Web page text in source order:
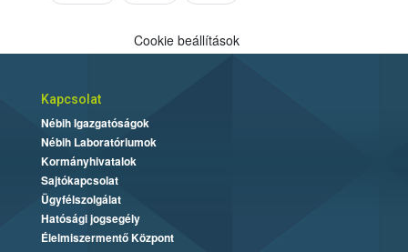
Cookie beállítások
Kapcsolat
Nébih Igazgatóságok
Nébih Laboratóriumok
Kormányhivatalok
Sajtókapcsolat
Ügyfélszolgálat
Hatósági jogsegély
Élelmiszermentő Központ